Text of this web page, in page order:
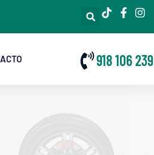
918 106 239